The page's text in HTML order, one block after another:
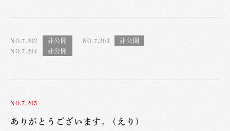
NO.7,202
NO.7,203
NO.7,204
NO.7,205
ありがとうございます。 (えり)